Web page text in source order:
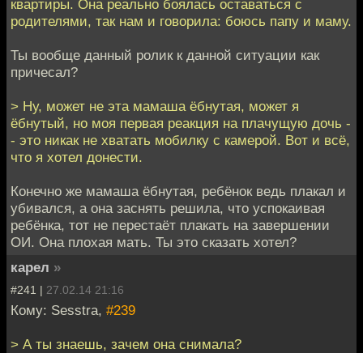
квартиры. Она реально боялась оставаться с
родителями, так нам и говорила: боюсь папу и маму.
Ты вообще данный ролик к данной ситуации как
причесал?
> Ну, может не эта мамаша ёбнутая, может я
ёбнутый, но моя первая реакция на плачущую дочь -
- это никак не хватать мобилку с камерой. Вот и всё,
что я хотел донести.
Конечно же мамаша ёбнутая, ребёнок ведь плакал и
убивался, а она заснять решила, что успокаивая
ребёнка, тот не перестаёт плакать на завершении
ОИ. Она плохая мать. Ты это сказать хотел?
карел »
#241 | 27.02.14 21:16
Кому: Sesstra, #239
> А ты знаешь, зачем она снимала?